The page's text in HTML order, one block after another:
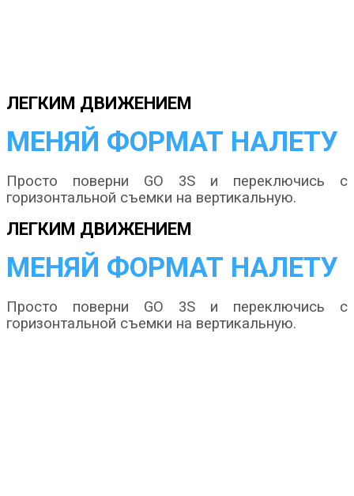
ЛЕГКИМ ДВИЖЕНИЕМ
МЕНЯЙ ФОРМАТ НАЛЕТУ
Просто поверни GO 3S и переключись с
горизонтальной съемки на вертикальную.
ЛЕГКИМ ДВИЖЕНИЕМ
МЕНЯЙ ФОРМАТ НАЛЕТУ
Просто поверни GO 3S и переключись с
горизонтальной съемки на вертикальную.